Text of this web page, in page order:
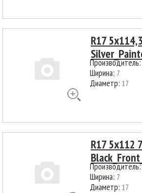
R17
Ширина: 7
Диаметр: 17
R17 5x112
Ширина: 7
Диаметр: 17